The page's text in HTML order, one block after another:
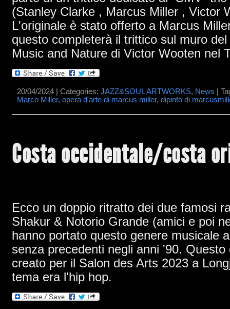
(Stanley Clarke , Marcus Miller , Victor
L'originale è stato offerto a Marcus
questo completerà il trittico sul muro
Music and Nature di Victor Wooten nel
20/04/2024 | Categories: JAZZ&SOUL ARTWORKS, News |
Marco Miller, opera d'arte di marcus miller, dipinto di
Costa occidentale/costa
Ecco un doppio ritratto dei due famosi
Shakur & Notorio Grande (amici e poi
hanno portato questo genere musicale
senza precedenti negli anni '90. Questo
creato per il Salon des Arts 2023 a
tema era l'hip hop.